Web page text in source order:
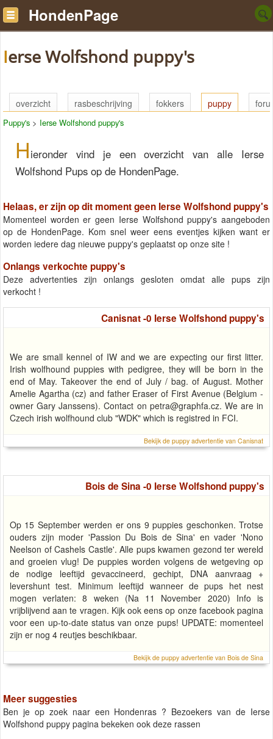
HondenPage
Ierse Wolfshond puppy's
overzicht rasbeschrijving fokkers puppy
Puppy's > Ierse Wolfshond puppy's
Hieronder vind je een overzicht van alle Ierse
Wolfshond Pups op de HondenPage.
Helaas, er zijn op dit moment geen Ierse Wolfshond puppy's
Momenteel worden er geen Ierse Wolfshond puppy's aangeboden
op de HondenPage. Kom snel weer eens eventjes kijken want er
worden iedere dag nieuwe puppy's geplaatst op onze site !
Onlangs verkochte puppy's
Deze advertenties zijn onlangs gesloten omdat alle pups zijn
verkocht !
Canisnat -0 Ierse Wolfshond puppy's
We are small kennel of IW and we are expecting our first litter.
Irish wolfhound puppies with pedigree, they will be born in the
end of May. Takeover the end of July / bag. of August. Mother
Amelie Agartha (cz) and father Eraser of First Avenue (Belgium -
owner Gary Janssens). Contact on petra@graphfa.cz. We are in
Czech irish wolfhound club "WDK" which is registred in FCI.
Bekijk de puppy advertentie van Canisnat
Bois de Sina -0 Ierse Wolfshond puppy's
Op 15 September werden er ons 9 puppies geschonken. Trotse
ouders zijn moder 'Passion Du Bois de Sina' en vader 'Nono
Neelson of Cashels Castle'. Alle pups kwamen gezond ter wereld
and groeien vlug! De puppies worden volgens de wetgeving op
de nodige leeftijd gevaccineerd, gechipt, DNA aanvraag +
levershunt test. Minimum leeftijd wanneer de pups het nest
mogen verlaten: 8 weken (Na 11 November 2020) Info is
vrijblijvend aan te vragen. Kijk ook eens op onze facebook pagina
voor een up-to-date status van onze pups! UPDATE: momenteel
zijn er nog 4 reutjes beschikbaar.
Bekijk de puppy advertentie van Bois de Sina
Meer suggesties
Ben je op zoek naar een Hondenras ? Bezoekers van de Ierse
Wolfshond puppy pagina bekeken ook deze rassen